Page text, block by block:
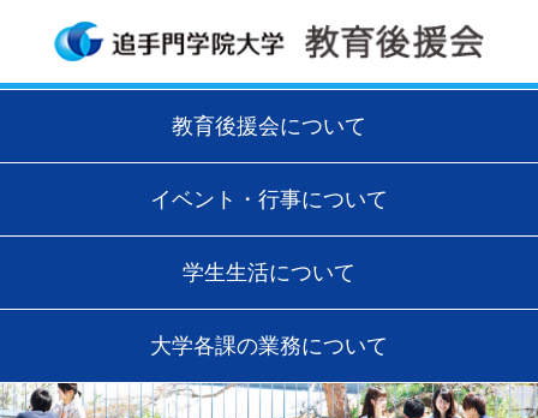
教育後援会について
イベント・行事について
学生生活について
大学各課の業務について